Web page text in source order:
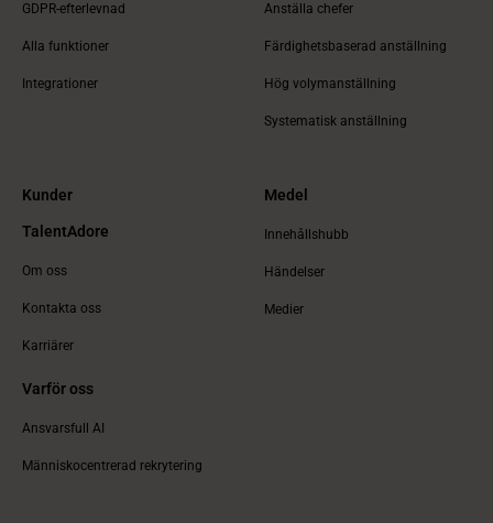
GDPR-efterlevnad
Alla funktioner
Integrationer
Anställa chefer
Färdighetsbaserad anställning
Hög volymanställning
Systematisk anställning
Kunder
TalentAdore
Om oss
Kontakta oss
Karriärer
Varför oss
Ansvarsfull AI
Människocentrerad rekrytering
Medel
Innehållshubb
Händelser
Medier